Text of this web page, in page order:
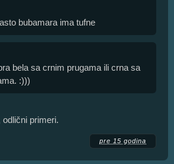
bubamara ima tufne
bela sa crnim prugama ili crna sa
:)))
odlični primeri.
pre 15 godina